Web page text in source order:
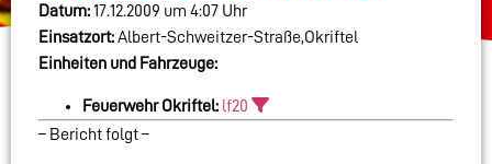
Datum:17.12.2009 um 4:07 Uhr
Einsatzort:Albert-Schweitzer-Straße,Okriftel
Einheiten und Fahrzeuge:
Feuerwehr Okriftel: lf20
– Bericht folgt –